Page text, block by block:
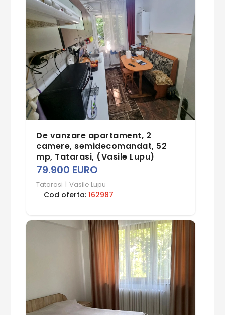
De vanzare apartament, 2
camere, semidecomandat, 52
mp, Tatarasi, (Vasile Lupu)
79.900 EURO
Tatarasi | Vasile Lupu
Cod oferta:162987